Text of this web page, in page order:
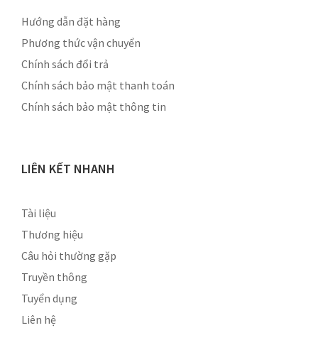
Hướng dẫn đặt hàng
Phương thức vận chuyển
Chính sách đổi trả
Chính sách bảo mật thanh toán
Chính sách bảo mật thông tin
LIÊN KẾT NHANH
Tài liệu
Thương hiệu
Câu hỏi thường gặp
Truyền thông
Tuyển dụng
Liên hệ